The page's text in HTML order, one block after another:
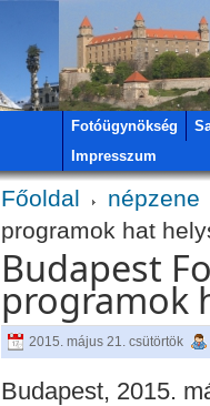
Fotóügynökség
Impresszum
Főoldal népzene
programok hat
Budapest
programok
2015. május 21. csütörtök
Budapest, 2015.